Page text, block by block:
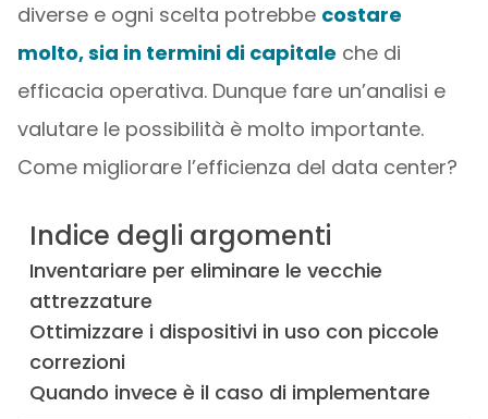
diverse e ogni scelta potrebbe costare
molto, sia in termini di capitale che di
efficacia operativa. Dunque fare un’analisi e
valutare le possibilità è molto importante.
Come migliorare l’efficienza del data center?
Indice degli argomenti
Inventariare per eliminare le vecchie
attrezzature
Ottimizzare i dispositivi in uso con piccole
correzioni
Quando invece è il caso di implementare